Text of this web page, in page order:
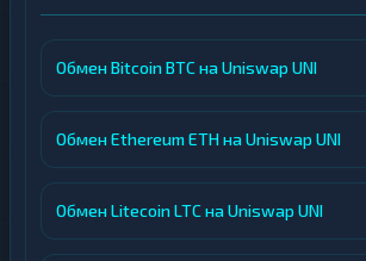
Обмен Bitcoin BTC на Uniswap UNI
Обмен Ethereum ETH на Uniswap UNI
Обмен Litecoin LTC на Uniswap UNI